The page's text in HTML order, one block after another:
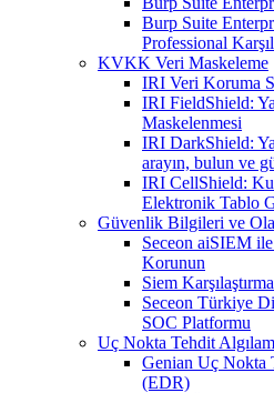
Burp Suite
Professional
KVKK Veri Maskeleme
IRI Veri Koruma
IRI FieldShield:
Maskelenmesi
IRI DarkShield:
arayın, bulun ve
IRI CellShield:
Elektronik Tablo
Güvenlik Bilgileri ve
Seceon aiSIEM
Korunun
Siem
Seceon Türkiye
SOC Platformu
Uç Nokta Tehdit
Genian Uç Nokta
(EDR)